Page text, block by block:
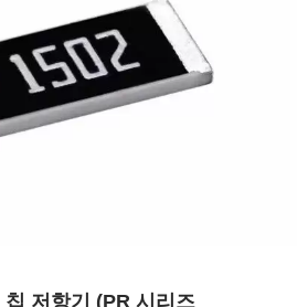
저항기 (PR 시리즈